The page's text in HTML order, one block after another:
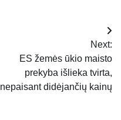
Next:
ES žemės ūkio maisto
prekyba išlieka tvirta,
nepaisant didėjančių kainų